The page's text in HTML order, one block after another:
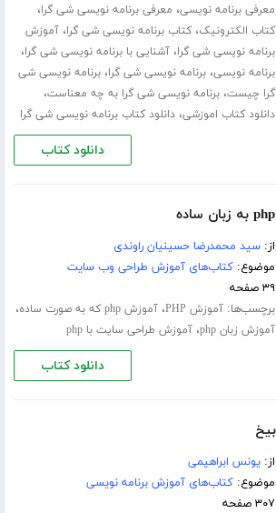
معرفی برنامه نویسی، معرفی برنامه نویسی شی گرا،
کتاب الکترونیک،کتاب برنامه نویسی شی گرا،آموزش
برنامه نویسی شی گرا،آشنایی با برنامه نویسی شی گرا،
برنامه نویسی،برنامه نویسی شی گرا،برنامه نویسی شی
گرا چیست،برنامه نویسی شی گرا به چه معناست،
دانلود کتاب اموزشی،دانلود کتاب برنامه نویسی شی گرا
دانلود کتاب
از:سید محمدرضا حسینیان راوندی
موضوع:کتاب‌های آموزش طراحی وب سایت
۳۹ صفحه
برچسب‌ها:آموزش PHP ،آموزش php که به صورت ساده ،
آموزش زبان php ،آموزش طراحی سایت با php
دانلود کتاب
از:یونس ابراهیمی
موضوع:کتاب‌های آموزش برنامه نویسی
۳۰۷ صفحه